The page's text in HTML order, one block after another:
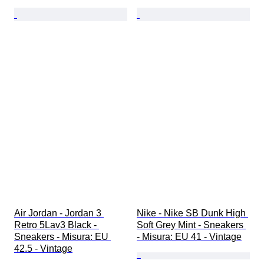
Air Jordan - Jordan 3
Retro 5Lav3 Black -
Sneakers - Misura: EU
42.5 - Vintage
Nike - Nike SB Dunk High
Soft Grey Mint - Sneakers
- Misura: EU 41 - Vintage